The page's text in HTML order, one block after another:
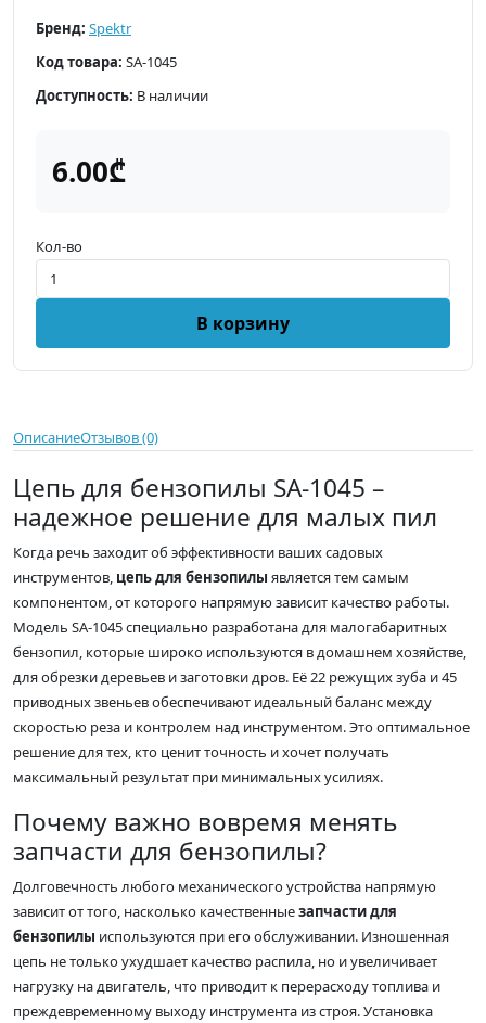
Бренд: Spektr
Код товара: SA-1045
Доступность: В наличии
6.00₾
Кол-во
В корзину
ОписаниеОтзывов (0)
Цепь для бензопилы SA-1045 –
надежное решение для малых пил
Когда речь заходит об эффективности ваших садовых
инструментов, цепь для бензопилы является тем самым
компонентом, от которого напрямую зависит качество работы.
Модель SA-1045 специально разработана для малогабаритных
бензопил, которые широко используются в домашнем хозяйстве,
для обрезки деревьев и заготовки дров. Её 22 режущих зуба и 45
приводных звеньев обеспечивают идеальный баланс между
скоростью реза и контролем над инструментом. Это оптимальное
решение для тех, кто ценит точность и хочет получать
максимальный результат при минимальных усилиях.
Почему важно вовремя менять
запчасти для бензопилы?
Долговечность любого механического устройства напрямую
зависит от того, насколько качественныезапчасти для
бензопилы используются при его обслуживании. Изношенная
цепь не только ухудшает качество распила, но и увеличивает
нагрузку на двигатель, что приводит к перерасходу топлива и
преждевременному выходу инструмента из строя. Установка